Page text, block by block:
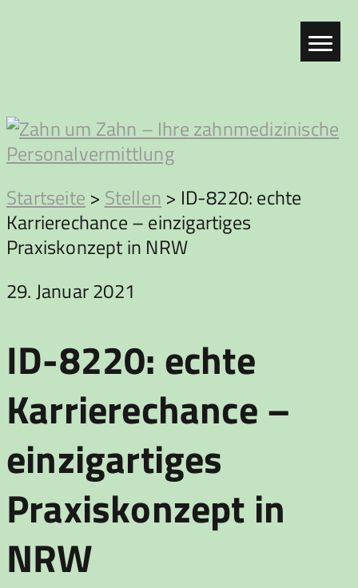
Zahn
um
Zahn
Startseite > Stellen > ID-8220: echte
Karrierechance – einzigartiges
Praxiskonzept in NRW
29. Januar 2021
ID-8220: echte
Karrierechance –
einzigartiges
Praxiskonzept in
NRW